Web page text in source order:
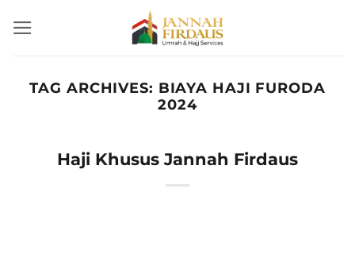
TAG ARCHIVES: BIAYA HAJI FURODA
2024
Haji Khusus Jannah Firdaus